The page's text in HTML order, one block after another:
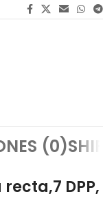
(0)
DPP,